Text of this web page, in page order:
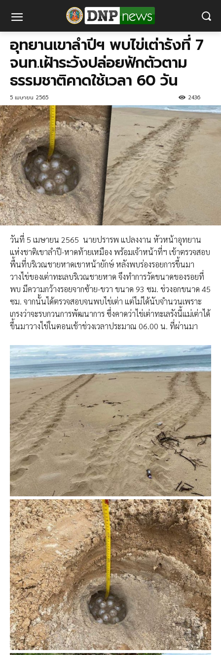
อุทยานเขาลำปีฯ พบไข่เต่า​รังที่ 7
จนท.เฝ้าระวังปล่อยฟักตัวตาม
ธรรมชาติคาดใช้เวลา 60 วัน
5 เมษายน 2565 2436
วันที่ 5 เมษายน​ 2565 นายปรารพ แปลงงาน หัวหน้าอุทยาน
แห่งชาติเขาลำปี-หาดท้ายเหมือง พร้อมเจ้าหน้าที่ฯ เข้าตรวจสอบ
พื้นที่บริเวณชายหาดเขาหน้ายักษ์ หลังพบร่องรอยการขึ้นมา
วางไข่ของเต่าทะเลบริเวณชายหาด จึงทำการวัดขนาดของรอยที่
พบ มีความกว้างรอยจากซ้าย-ขวา ขนาด 93 ซม. ช่วงอกขนาด 45
ซม. จากนั้นได้ตรวจสอบจนพบไข่เต่า แต่ไม่ได้นับจำนวนเพราะ
เกรงว่าจะรบกวนการพัฒนาการ ซึ่งคาดว่าไข่เต่าทะเลรังนี้แม่เต่าได้
ขึ้นมาวางไข่ในตอนเช้าช่วงเวลาประมาณ 06.00 น. ที่ผ่านมา